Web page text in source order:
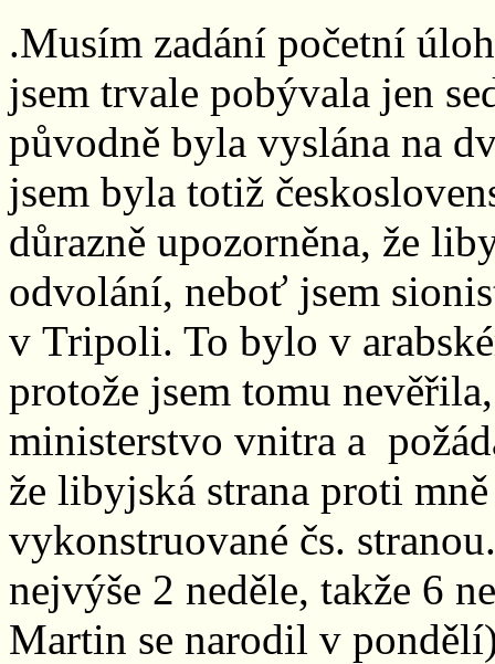
.Musím zadání početní
jsem trvale pobývala jen
původně byla vyslána na
jsem byla totiž
důrazně upozorněna, že
odvolání, neboť jsem
v Tripoli. To bylo v
protože jsem tomu
ministerstvo vnitra a
že libyjská strana proti
vykonstruované čs.
nejvýše 2 neděle, takže 6
Martin se narodil v